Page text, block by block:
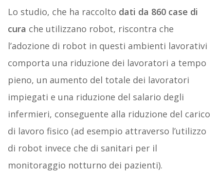
Lo studio, che ha raccolto dati da 860 case di
cura che utilizzano robot, riscontra che
l’adozione di robot in questi ambienti lavorativi
comporta una riduzione dei lavoratori a tempo
pieno, un aumento del totale dei lavoratori
impiegati e una riduzione del salario degli
infermieri, conseguente alla riduzione del carico
di lavoro fisico (ad esempio attraverso l’utilizzo
di robot invece che di sanitari per il
monitoraggio notturno dei pazienti).